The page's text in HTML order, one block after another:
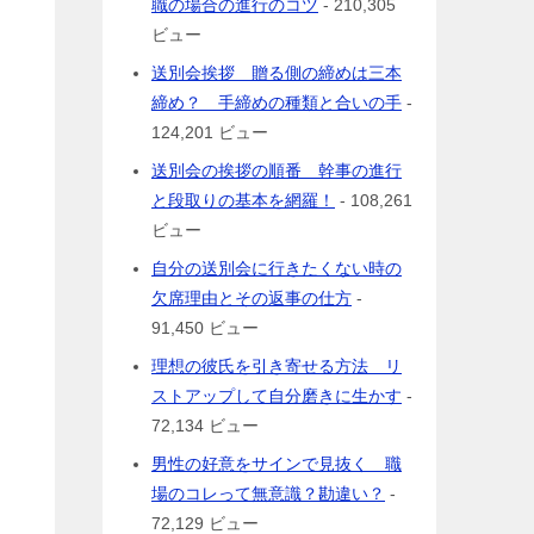
職の場合の進行のコツ - 210,305
ビュー
送別会挨拶 贈る側の締めは三本
締め？ 手締めの種類と合いの手 -
124,201 ビュー
送別会の挨拶の順番 幹事の進行
と段取りの基本を網羅！
- 108,261
ビュー
自分の送別会に行きたくない時の
欠席理由とその返事の仕方 -
91,450 ビュー
理想の彼氏を引き寄せる方法 リ
ストアップして自分磨きに生かす -
72,134 ビュー
男性の好意をサインで見抜く 職
場のコレって無意識？勘違い？ -
72,129 ビュー